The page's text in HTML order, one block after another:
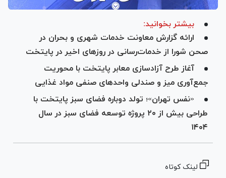
بیشتر بخوانید:
ارائه گزارش معاونت خدمات شهری و بحران در
صحن شورا از خدمات‌رسانی در روز‌های اخیر در پایتخت
آغاز طرح آزادسازی معابر پایتخت با محوریت
جمع‌آوری میز و صندلی واحد‌های صنفی مواد غذایی
«نفس تهران»؛ تولد دوباره فضای سبز پایتخت با
طراحی بیش از ۲۰ پروژه توسعه‌ فضای سبز در سال
۱۴۰۴
لینک کوتاه